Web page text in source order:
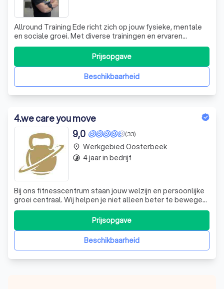
Allround Training Ede richt zich op jouw fysieke, mentale
en sociale groei. Met diverse trainingen en ervaren
trainers werk je in een motiverende gemeenschap aan de
Beschikbaarheid
Prijsopgave
4.we care you move
(33)
9,0
Bij ons fitnesscentrum staan jouw welzijn en persoonlijke
groei centraal. Wij helpen je niet alleen beter te bewegen,
maar zorgen er ook voor dat fysieke klachten en
discomfort verminderen. Heb je last van je onderrug? Bij
ons is dat verleden tijd! Wij streven ernaar dat je trots op
Beschikbaarheid
Prijsopgave
place Werkgebied Oosterbeek
timelapse 4 jaar in bedrijf